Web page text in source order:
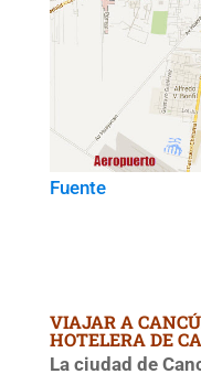
Fuente
VIAJAR A
HOTELERA DE
La ciudad de